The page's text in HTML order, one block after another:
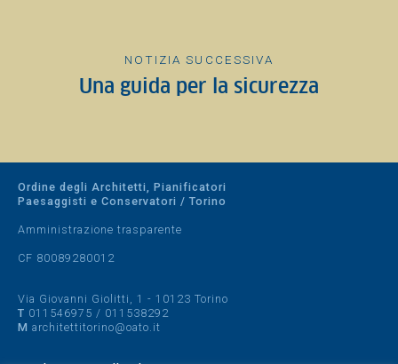
NOTIZIA SUCCESSIVA
Una guida per la sicurezza
Ordine degli Architetti, Pianificatori
Paesaggisti e Conservatori / Torino
Amministrazione trasparente
CF 80089280012
Via Giovanni Giolitti, 1 - 10123 Torino
T 011546975 / 011538292
M architettitorino@oato.it